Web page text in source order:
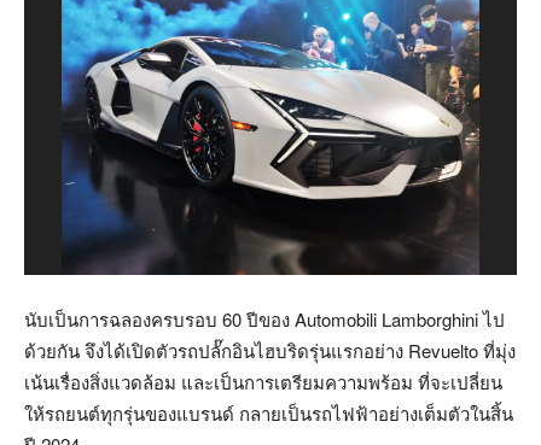
นับเป็นการฉลองครบรอบ 60 ปีของ Automobili Lamborghini ไป
ด้วยกัน จึงได้เปิดตัวรถปลั๊กอินไฮบริดรุ่นแรกอย่าง Revuelto ที่มุ่ง
เน้นเรื่องสิ่งแวดล้อม และเป็นการเตรียมความพร้อม ที่จะเปลี่ยน
ให้รถยนต์ทุกรุ่นของแบรนด์ กลายเป็นรถไฟฟ้าอย่างเต็มตัวในสิ้น